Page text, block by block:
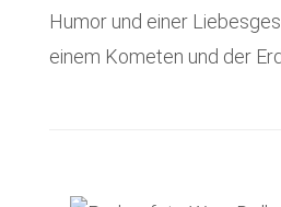
Humor und einer
einem Kometen und der